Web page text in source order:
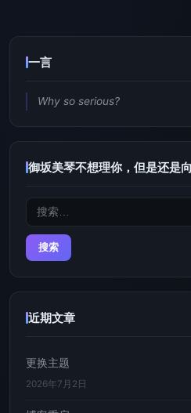
一言
Why so serious?
御坂美琴不想理你，但是还是
搜
近期文章
更换主题
2026年7月2日